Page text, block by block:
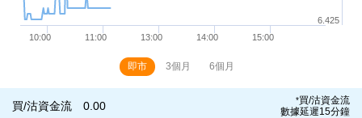
即市 3個月 6個月
買/沽資金流 0.00 *買/沽資金流
數據延遲15分鐘